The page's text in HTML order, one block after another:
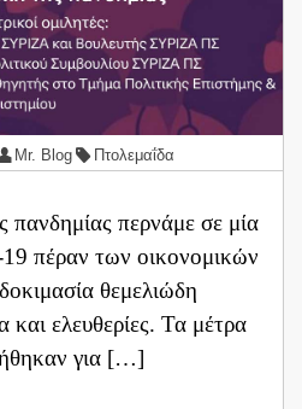
Mr. Blog Πτολεμαΐδα
περνάμε σε μία
πέραν των οικονομικών
θεμελιώδη
και ελευθερίες. Τα μέτρα
για […]